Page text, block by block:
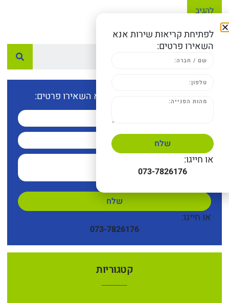
לפתיחת קריאות שירות אנא השאירו פרטים:
שלח
או חייגו:
073-7826176
קטגוריות
לפתיחת קריאות שירות אנא
השאירו פרטים:
שלח
או חייגו:
073-7826176